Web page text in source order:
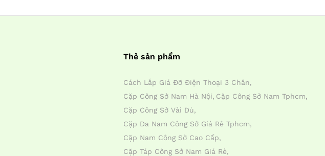
Thẻ sản phẩm
Cách Lắp Giá Đỡ Điện Thoại 3 Chân
Cặp Công Sở Nam Hà Nội Cặp Công Sở Nam Tphcm
Cặp Công Sở Vải Dù
Cặp Da Nam Công Sở Giá Rẻ Tphcm
Cặp Nam Công Sở Cao Cấp
Cặp Táp Công Sở Nam Giá Rẻ